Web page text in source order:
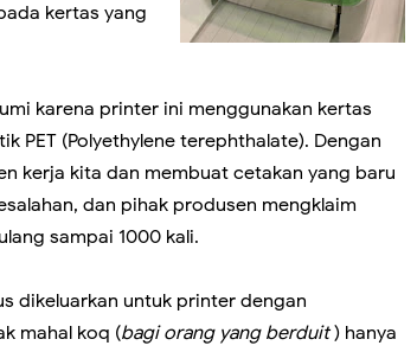
AKM Dengan Model MSAT
Kuota Internet Kemdikbud Tahun 2020
dan Classroom (Coming soon)
Untuk SKS, Perlu Dikoreksi Lagi.
kertas yang
karena printer ini menggunakan kertas
PET (Polyethylene terephthalate). Dengan
kerja kita dan membuat cetakan yang baru
dan pihak produsen mengklaim
sampai 1000 kali.
dikeluarkan untuk printer dengan
mahal koq (bagi orang yang berduit) hanya